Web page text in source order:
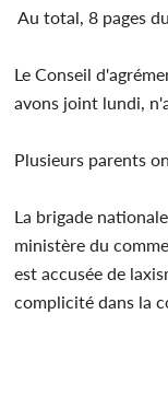
Au total, 8 pages
Le Conseil
avons joint lundi,
Plusieurs parents
La brigade
ministère du
est accusée de
complicité dans la